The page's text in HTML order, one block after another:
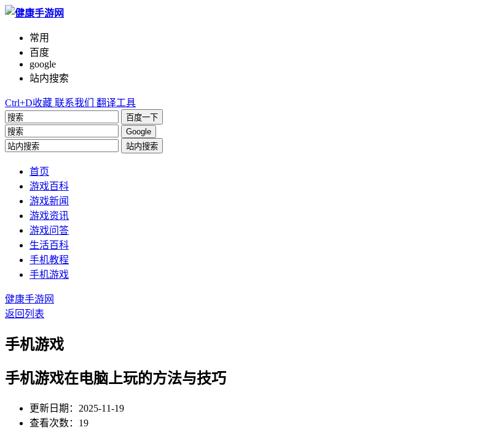
常用
百度
google
站内搜索
Ctrl+D收藏 联系我们 翻译工具
百度一下
Google
站内搜索
首页
游戏百科
游戏新闻
游戏资讯
游戏问答
生活百科
手机教程
手机游戏
健康手游网
返回列表
手机游戏
手机游戏在电脑上玩的方法与技巧
更新日期：2025-11-19
查看次数：19